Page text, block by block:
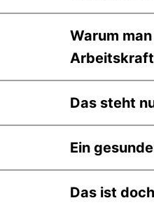
Warum
Das steht
Ein
Das ist